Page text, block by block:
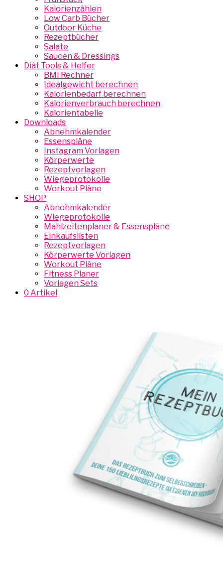
Kalorienzählen
Low Carb Bücher
Outdoor Küche
Rezeptbücher
Salate
Saucen & Dressings
Diät Tools & Helfer
BMI Rechner
Idealgewicht berechnen
Kalorienbedarf berechnen
Kalorienverbrauch berechnen
Kalorientabelle
Downloads
Abnehmkalender
Essenspläne
Instagram Vorlagen
Körperwerte
Rezeptvorlagen
Wiegeprotokolle
Workout Pläne
SHOP
Abnehmkalender
Wiegeprotokolle
Mahlzeitenplaner & Essenspläne
Einkaufslisten
Rezeptvorlagen
Körperwerte Vorlagen
Workout Pläne
Fitness Planer
Vorlagen Sets
0 Artikel